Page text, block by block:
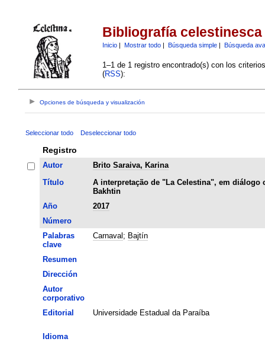
Bibliografía celestinesca
Inicio| Mostrar todo| Búsqueda simple| Búsqueda
1–1 de 1 registro encontrado(s) con los
(RSS):
Opciones de búsqueda y visualización
Seleccionar todo Deseleccionar todo
Registro
Autor
Brito Saraiva, Karina
Título
A interpretação de "La Celestina", em diálogo
Bakhtin
Año
2017
Número
Palabras
clave
Carnaval ; Bajtín
Resumen
Dirección
Autor
corporativo
Editorial
Universidade Estadual da Paraíba
Idioma